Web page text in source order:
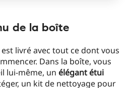
de la boîte
est livré avec tout ce dont vous
Dans la boîte, vous
lui-même, un élégant étui
un kit de nettoyage pour